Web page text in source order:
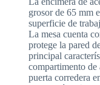
grosor de 65 mm
superficie de
La mesa cuenta
protege la pared
principal
compartimento de
puerta corredera